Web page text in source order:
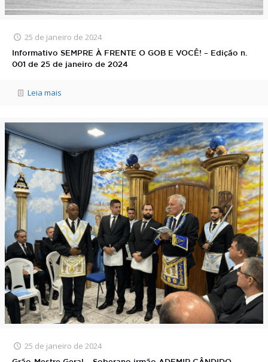
25 de janeiro de 2024
Informativo SEMPRE À FRENTE O GOB E VOCÊ! – Edição n.
001 de 25 de janeiro de 2024
Leia mais
25 de janeiro de 2024